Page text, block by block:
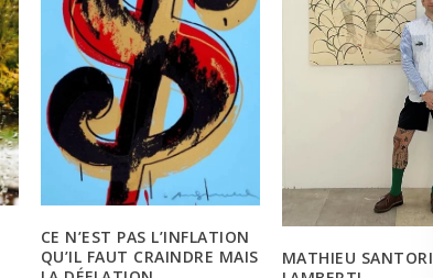
CE N’EST PAS L’INFLATION
QU’IL FAUT CRAINDRE MAIS
MATHIEU SANTORI